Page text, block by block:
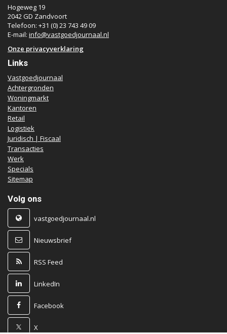
Hogeweg 19
2042 GD Zandvoort
Telefoon: +31 (0) 23 743 49 09
E-mail: info@vastgoedjournaal.nl
Onze privacyverklaring
Links
Vastgoedjournaal
Achtergronden
Woningmarkt
Kantoren
Retail
Logistiek
Juridisch | Fiscaal
Transacties
Werk
Specials
Sitemap
Volg ons
vastgoedjournaal.nl
Nieuwsbrief
RSS Feed
LinkedIn
Facebook
X